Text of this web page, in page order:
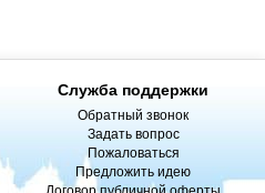
Служба поддержки
Обратный звонок
Задать вопрос
Пожаловаться
Предложить идею